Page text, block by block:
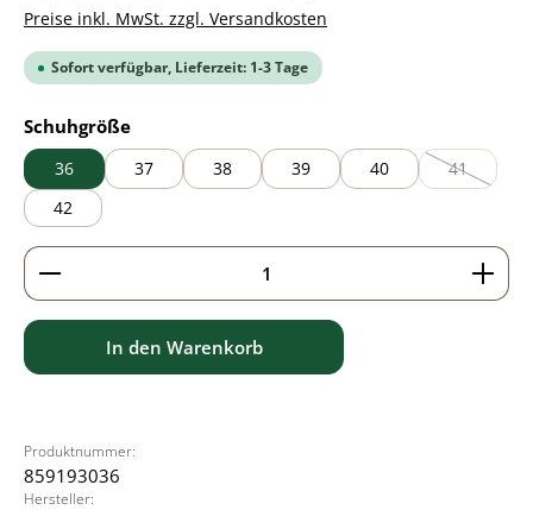
Preise inkl. MwSt. zzgl. Versandkosten
Sofort verfügbar, Lieferzeit: 1-3 Tage
Schuhgrößeauswählen
36 37 38 39 40 41
(Diese
42
Produkt Anzahl: Gib den gewünschten Wert ein
In den Warenkorb
Produktnummer:
859193036
Hersteller: